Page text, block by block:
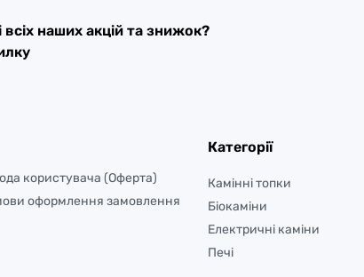
наших акцій та знижок?
користувача (Оферта)
оформлення замовлення
Категорії
Камінні топки
Біокаміни
Електричні каміни
Печі